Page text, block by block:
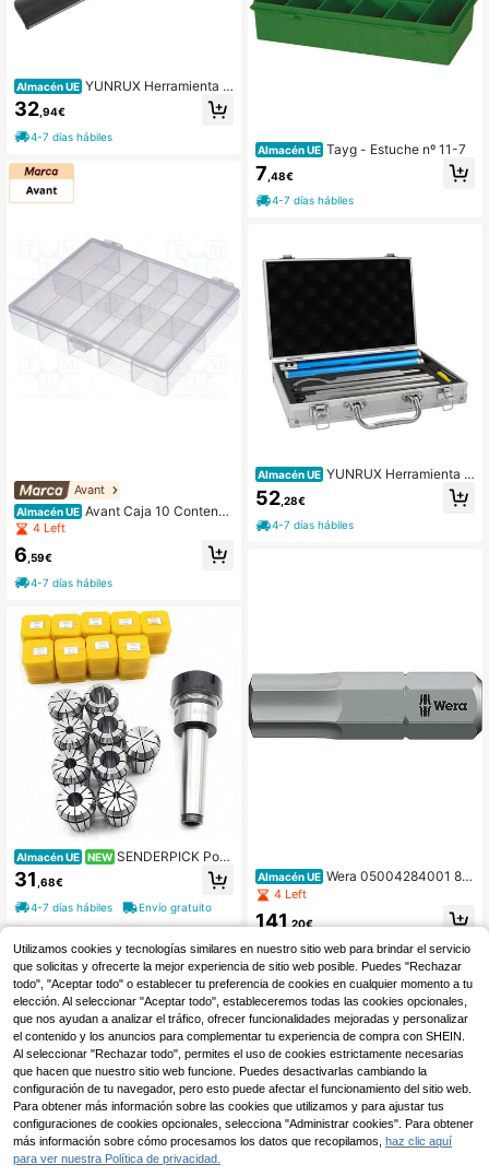
Almacén UE YUNRUX Herramienta d
e torneado
32 ,94€
4-7 días hábiles
Avant
Almacén UE Avant Caja 10 Contened
ores De 22x44x18,5mm Transpare
nte
4 Left
6 ,59€
4-7 días hábiles
Almacén UE NEW SENDERPICK Port
aherramientas
31 ,68€
4-7 días hábiles
Envío gratuito
Almacén UE Tayg - Estuche nº 11-7
7 ,48€
4-7 días hábiles
Almacén UE YUNRUX Herramienta d
e torneado
52 ,28€
4-7 días hábiles
Almacén UE Wera 05004284001 80
09 Cyclop Pocket Set 3, juego de c
arracas, 27 piezas
4 Left
141,20€
4-7 días hábiles
Envío gratuito
Utilizamos cookies y tecnologías similares en nuestro sitio web para brindar el servicio
que solicitas y ofrecerte la mejor experiencia de sitio web posible. Puedes "Rechazar
todo", "Aceptar todo" o establecer tu preferencia de cookies en cualquier momento a tu
elección. Al seleccionar "Aceptar todo", estableceremos todas las cookies opcionales,
que nos ayudan a analizar el tráfico, ofrecer funcionalidades mejoradas y personalizar
el contenido y los anuncios para complementar tu experiencia de compra con SHEIN.
Al seleccionar "Rechazar todo", permites el uso de cookies estrictamente necesarias
que hacen que nuestro sitio web funcione. Puedes desactivarlas cambiando la
configuración de tu navegador, pero esto puede afectar el funcionamiento del sitio web.
Para obtener más información sobre las cookies que utilizamos y para ajustar tus
configuraciones de cookies opcionales, selecciona "Administrar cookies". Para obtener
más información sobre cómo procesamos los datos que recopilamos, haz clic aquí
para ver nuestra Política de privacidad.